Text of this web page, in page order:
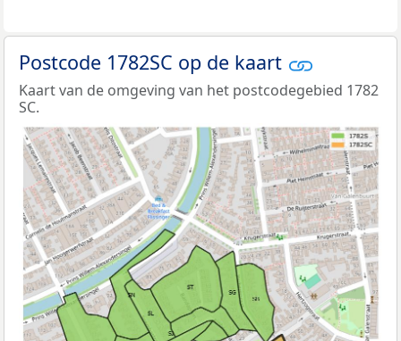
Postcode 1782SC op de kaart
Kaart van de omgeving van het postcodegebied 1782
SC.